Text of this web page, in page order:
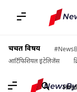
चर्चित विषय
आर्टिफिशियल इंटेलिजेंस